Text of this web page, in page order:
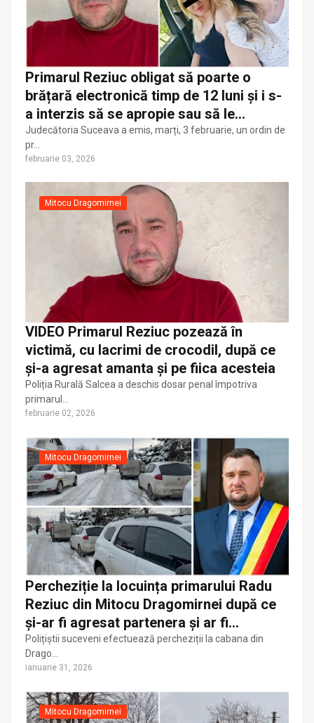
Primarul Reziuc obligat să poarte o
brățară electronică timp de 12 luni și i s-
a interzis să se apropie sau să le
contacteze pe fosta iubită și fiica
acesteia
Judecătoria Suceava a emis, marți, 3 februarie, un ordin de
pr…
februarie 03, 2026
Mitocu Dragomirnei
VIDEO Primarul Reziuc pozează în
victimă, cu lacrimi de crocodil, după ce
și-a agresat amanta și pe fiica acesteia
Poliția Rurală Salcea a deschis dosar penal împotriva
primarul…
februarie 02, 2026
Mitocu Dragomirnei
Percheziție la locuința primarului Radu
Reziuc din Mitocu Dragomirnei după ce
și-ar fi agresat partenera și ar fi
amenințat-o cu un pistol
Polițiștii suceveni efectuează percheziții la cabana din
Drago…
ianuarie 31, 2026
Mitocu Dragomirnei